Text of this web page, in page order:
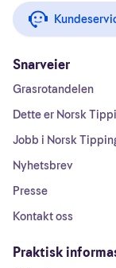
Snarveier
Grasrotandelen
Dette er Norsk
Jobb i Norsk
Nyhetsbrev
Presse
Kontakt oss
Praktisk